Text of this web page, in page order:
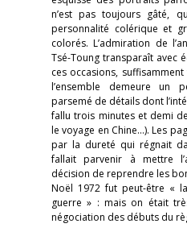
n’est pas toujours gâté,
personnalité colérique et
colorés. L’admiration de
Tsé-Toung transparaît avec
ces occasions,
l’ensemble demeure un
parsemé de détails dont
fallu trois minutes et demi
le voyage en Chine…). Les
par la dureté qui régnait
fallait parvenir à mettre
décision de reprendre les
Noël 1972 fut peut-être «
guerre » : mais on était
négociation des débuts du